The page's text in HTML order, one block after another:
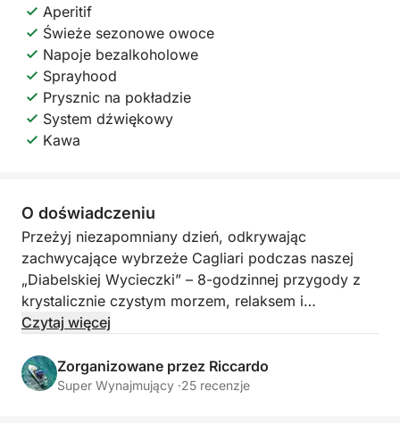
Aperitif
Świeże sezonowe owoce
Napoje bezalkoholowe
Sprayhood
Prysznic na pokładzie
System dźwiękowy
Kawa
O doświadczeniu
Przeżyj niezapomniany dzień, odkrywając
zachwycające wybrzeże Cagliari podczas naszej
„Diabelskiej Wycieczki” – 8-godzinnej przygody z
krystalicznie czystym morzem, relaksem i
tradycyjnymi sardyńskimi smakami.
Wypływając z Marina di Sant'Elmo, popłyniesz
wzdłuż jednych z najpiękniejszych zatok Zatoki
Czytaj więcej
Zorganizowane przez Riccardo
Super Wynajmujący ·25 recenzje